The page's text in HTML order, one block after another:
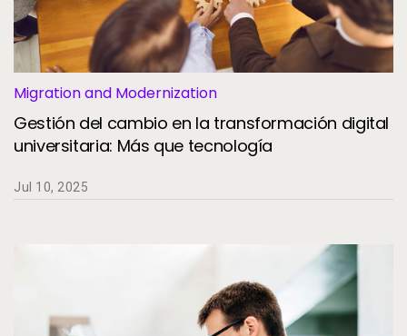
Migration and Modernization
Gestión del cambio en la transformación digital
universitaria: Más que tecnología
Jul 10, 2025